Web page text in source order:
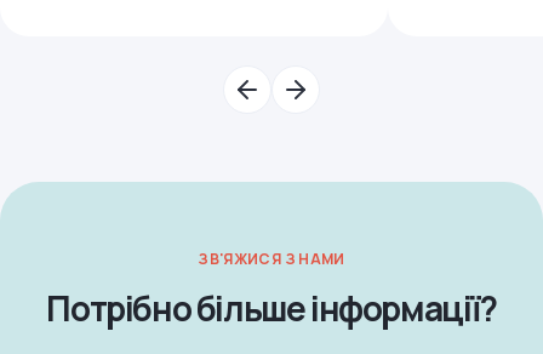
ЗВ'ЯЖИСЯ З НАМИ
Потрібно більше інформації?